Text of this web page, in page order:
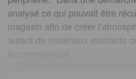
analysé ce qui pouvait être
magasin afin de créer
autant de matériaux existants